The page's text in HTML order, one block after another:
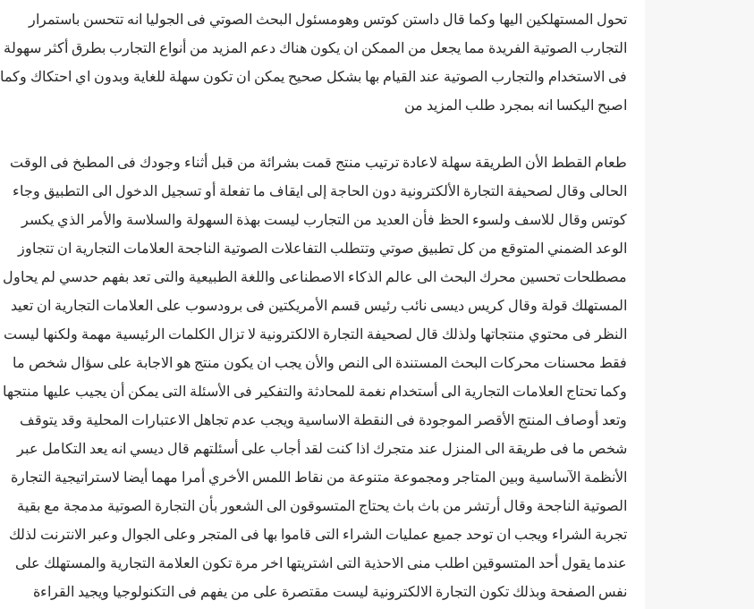
تحول المستهلكين اليها وكما قال داستن كوتس وهومسئول البحث الصوتي فى الجوليا انه تتحسن باستمرار
التجارب الصوتية الفريدة مما يجعل من الممكن ان يكون هناك دعم المزيد من أنواع التجارب بطرق أكثر سهولة
فى الاستخدام والتجارب الصوتية عند القيام بها بشكل صحيح يمكن ان تكون سهلة للغاية وبدون اي احتكاك وكما
اصبح اليكسا انه بمجرد طلب المزيد من
طعام القطط الأن الطريقة سهلة لاعادة ترتيب منتج قمت بشرائة من قبل أثناء وجودك فى المطبخ فى الوقت
الحالى وقال لصحيفة التجارة الألكترونية دون الحاجة إلى ايقاف ما تفعلة أو تسجيل الدخول الى التطبيق وجاء
كوتس وقال للاسف ولسوء الحظ فأن العديد من التجارب ليست بهذة السهولة والسلاسة والأمر الذي يكسر
الوعد الضمني المتوقع من كل تطبيق صوتي وتتطلب التفاعلات الصوتية الناجحة العلامات التجارية ان تتجاوز
مصطلحات تحسين محرك البحث الى عالم الذكاء الاصطناعى واللغة الطبيعية والتى تعد بفهم حدسي لم يحاول
المستهلك قولة وقال كريس ديسى نائب رئيس قسم الأمريكتين فى برودسوب على العلامات التجارية ان تعيد
النظر فى محتوي منتجاتها ولذلك قال لصحيفة التجارة الالكترونية لا تزال الكلمات الرئيسية مهمة ولكنها ليست
فقط محسنات محركات البحث المستندة الى النص والأن يجب ان يكون منتج هو الاجابة على سؤال شخص ما
وكما تحتاج العلامات التجارية الى أستخدام نغمة للمحادثة والتفكير فى الأسئلة التى يمكن أن يجيب عليها منتجها
وتعد أوصاف المنتج الأقصر الموجودة فى النقطة الاساسية ويجب عدم تجاهل الاعتبارات المحلية وقد يتوقف
شخص ما فى طريقة الى المنزل عند متجرك اذا كنت لقد أجاب على أسئلتهم قال ديسي انه يعد التكامل عبر
الأنظمة الآساسية وبين المتاجر ومجموعة متنوعة من نقاط اللمس الأخري أمرا مهما أيضا لاستراتيجية التجارة
الصوتية الناجحة وقال أرتشر من باث باث يحتاج المتسوقون الى الشعور بأن التجارة الصوتية مدمجة مع بقية
تجربة الشراء ويجب ان توحد جميع عمليات الشراء التى قاموا بها فى المتجر وعلى الجوال وعبر الانترنت لذلك
عندما يقول أحد المتسوقين اطلب منى الاحذية التى اشتريتها اخر مرة تكون العلامة التجارية والمستهلك على
نفس الصفحة وبذلك تكون التجارة الالكترونية ليست مقتصرة على من يفهم فى التكنولوجيا ويجيد القراءة